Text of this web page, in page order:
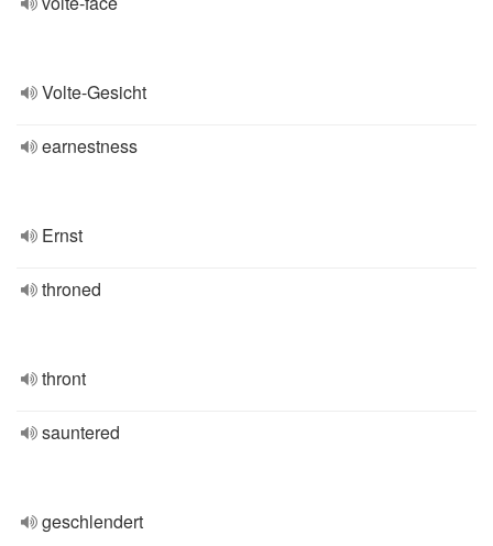
Volte-Gesicht
earnestness
Ernst
throned
thront
sauntered
geschlendert